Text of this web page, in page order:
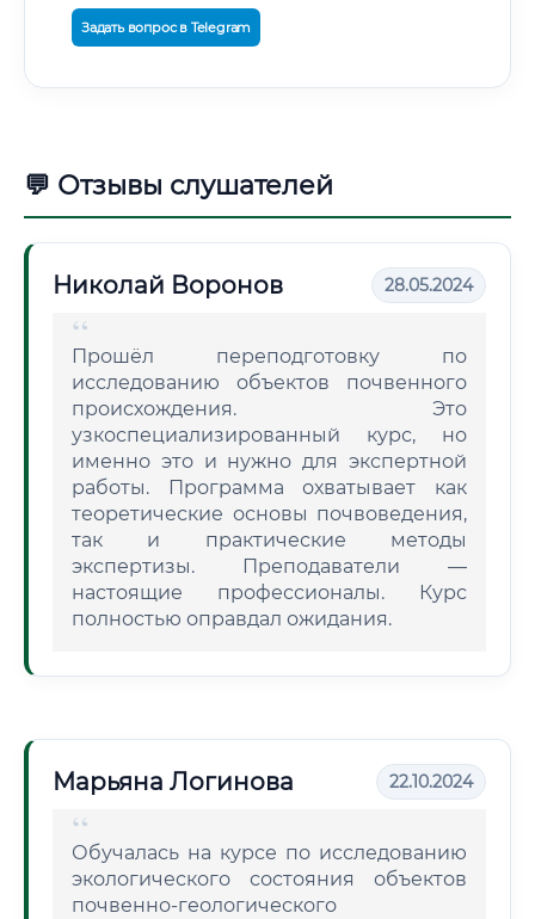
Задать вопрос в Telegram
💬 Отзывы слушателей
Николай Воронов 28.05.2024
Прошёл переподготовку по
исследованию объектов почвенного
происхождения. Это
узкоспециализированный курс, но
именно это и нужно для экспертной
работы. Программа охватывает как
теоретические основы почвоведения,
так и практические методы
экспертизы. Преподаватели —
настоящие профессионалы. Курс
полностью оправдал ожидания.
Марьяна Логинова 22.10.2024
Обучалась на курсе по исследованию
экологического состояния объектов
почвенно-геологического